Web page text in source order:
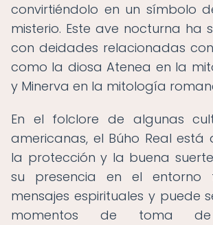
convirtiéndolo en un símbolo
misterio. Este ave nocturna ha
con deidades relacionadas
como la diosa Atenea en la
y Minerva en la mitología
En el folclore de algunas
americanas, el Búho Real está
la protección y la buena
su presencia en el entorno
mensajes espirituales y puede
momentos de toma de